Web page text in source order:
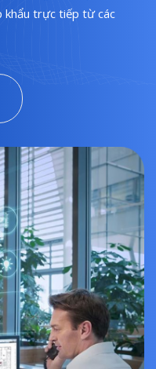
khẩu trực tiếp từ các